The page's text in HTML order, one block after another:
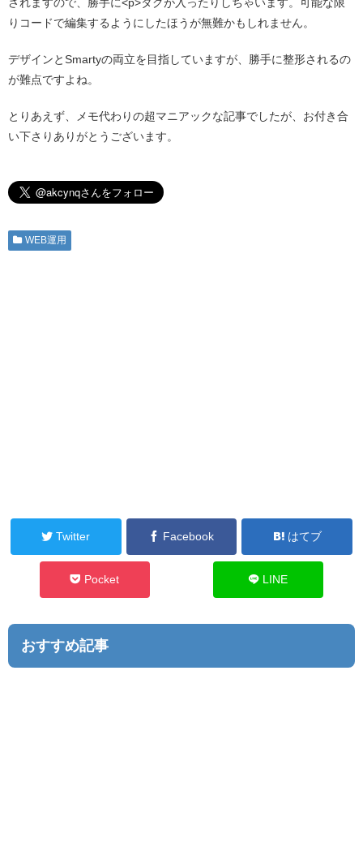
されますので、勝手に<p>タグが入ったりしちゃいます。可能な限
りコードで編集するようにしたほうが無難かもしれません。
デザインとSmartyの両立を目指していますが、勝手に整形されるの
が難点ですよね。
とりあえず、メモ代わりの超マニアックな記事でしたが、お付き合
い下さりありがとうございます。
WEB運用
Twitter Facebook はてブ
Pocket LINE
おすすめ記事